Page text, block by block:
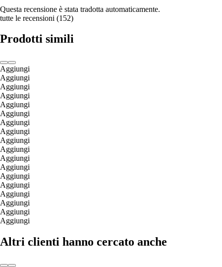
Questa recensione è stata tradotta automaticamente.
tutte le recensioni (152)
Prodotti simili
Aggiungi
Aggiungi
Aggiungi
Aggiungi
Aggiungi
Aggiungi
Aggiungi
Aggiungi
Aggiungi
Aggiungi
Aggiungi
Aggiungi
Aggiungi
Aggiungi
Aggiungi
Aggiungi
Aggiungi
Aggiungi
Altri clienti hanno cercato anche